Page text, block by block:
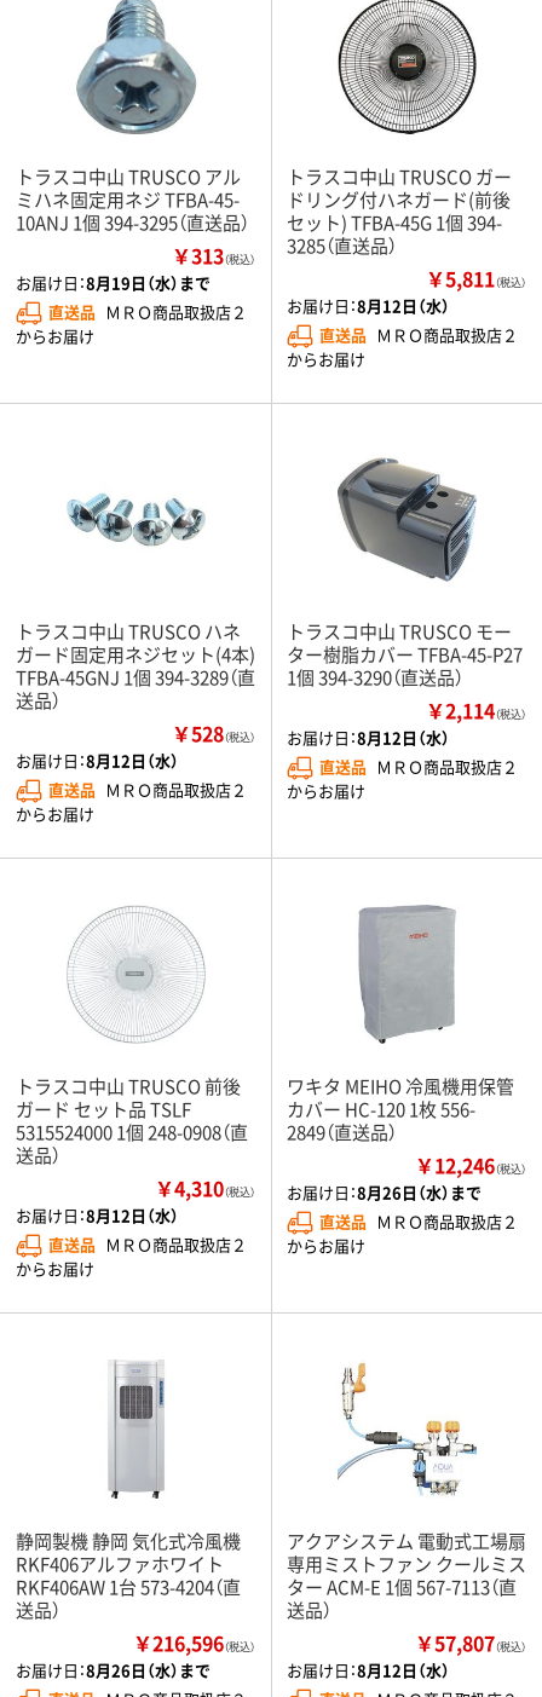
トラスコ中山 TRUSCO アル
ミハネ固定用ネジ TFBA-45-
10ANJ 1個 394-3295（直送品）
￥313（税込）
お届け日：8月19日（水）まで
直送品 ＭＲＯ商品取扱店２
からお届け
トラスコ中山 TRUSCO ガー
ドリング付ハネガード(前後
セット) TFBA-45G 1個 394-
3285（直送品）
￥5,811（税込）
お届け日：8月12日（水）
直送品 ＭＲＯ商品取扱店２
からお届け
トラスコ中山 TRUSCO ハネ
ガード固定用ネジセット(4本)
TFBA-45GNJ 1個 394-3289（直
送品）
￥528（税込）
お届け日：8月12日（水）
直送品 ＭＲＯ商品取扱店２
からお届け
トラスコ中山 TRUSCO モー
ター樹脂カバー TFBA-45-P27
1個 394-3290（直送品）
￥2,114（税込）
お届け日：8月12日（水）
直送品 ＭＲＯ商品取扱店２
からお届け
トラスコ中山 TRUSCO 前後
ガード セット品 TSLF
5315524000 1個 248-0908（直
送品）
￥4,310（税込）
お届け日：8月12日（水）
直送品 ＭＲＯ商品取扱店２
からお届け
ワキタ MEIHO 冷風機用保管
カバー HC-120 1枚 556-
2849（直送品）
￥12,246（税込）
お届け日：8月26日（水）まで
直送品 ＭＲＯ商品取扱店２
からお届け
静岡製機 静岡 気化式冷風機
RKF406アルファホワイト
RKF406AW 1台 573-4204（直
送品）
￥216,596（税込）
お届け日：8月26日（水）まで
アクアシステム 電動式工場扇
専用ミストファン クールミス
ター ACM-E 1個 567-7113（直
送品）
￥57,807（税込）
お届け日：8月12日（水）